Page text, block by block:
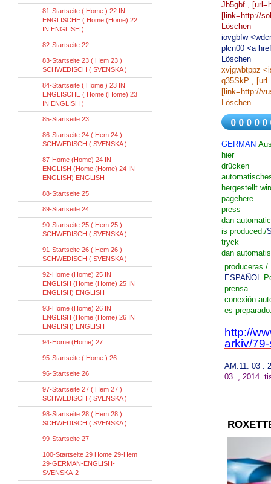
Jb5gbf ,
[link=http://
Löschen
iovgbfw
plcn00 <a
Löschen
xvjgwbtppz
q35SkP ,
[link=http://
Löschen
GERMAN
hier
drücken
hergestellt
pagehere
press
dan automatic
is produced./
tryck
dan
produceras./
ESPAÑOL
prensa
conexión
es preparado
http://
arkiv/
AM .11. 03 .
03. , 2014.
81-Startseite ( Home ) 22 IN
ENGLISCHE ( Home (Home) 22
IN ENGLISH )
82-Startseite 22
83-Startseite 23 ( Hem 23 )
SCHWEDISCH ( SVENSKA )
84-Startseite ( Home ) 23 IN
ENGLISCHE ( Home (Home) 23
IN ENGLISH )
85-Startseite 23
86-Startseite 24 ( Hem 24 )
SCHWEDISCH ( SVENSKA )
87-Home (Home) 24 IN
ENGLISH (Home (Home) 24 IN
ENGLISH) ENGLISH
88-Startseite 25
89-Startseite 24
90-Startseite 25 ( Hem 25 )
SCHWEDISCH ( SVENSKA )
91-Startseite 26 ( Hem 26 )
SCHWEDISCH ( SVENSKA )
92-Home (Home) 25 IN
ENGLISH (Home (Home) 25 IN
ENGLISH) ENGLISH
93-Home (Home) 26 IN
ENGLISH (Home (Home) 26 IN
ENGLISH) ENGLISH
94-Home (Home) 27
95-Startseite ( Home ) 26
96-Startseite 26
97-Startseite 27 ( Hem 27 )
SCHWEDISCH ( SVENSKA )
98-Startseite 28 ( Hem 28 )
SCHWEDISCH ( SVENSKA )
99-Startseite 27
100-Startseite 29 Home 29-Hem
29-GERMAN-ENGLISH-
SVENSKA-2